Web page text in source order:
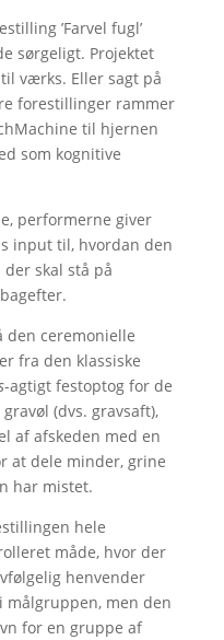
’Farvel fugl’
sørgeligt. Projektet
værks. Eller sagt på
forestillinger rammer
til hjernen
som kognitive
performerne giver
input til, hvordan den
skal stå på
den ceremonielle
fra den klassiske
-agtigt festoptog for de
(dvs. gravsaft),
af afskeden med en
at dele minder, grine
har mistet.
hele
måde, hvor der
henvender
men den
for en gruppe af